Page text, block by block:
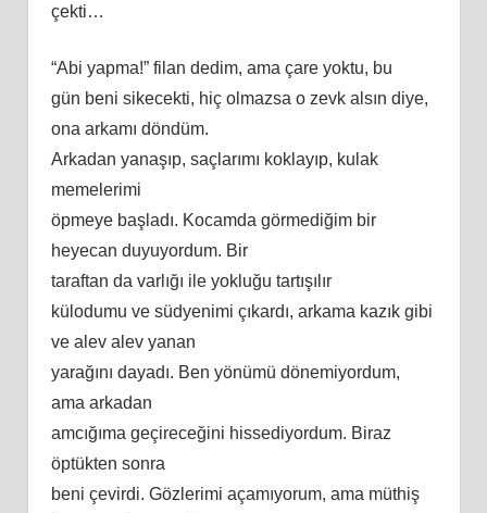
çekti…
“Abi yapma!” filan dedim, ama çare yoktu, bu
gün beni sikecekti, hiç olmazsa o zevk alsın diye,
ona arkamı döndüm.
Arkadan yanaşıp, saçlarımı koklayıp, kulak
memelerimi
öpmeye başladı. Kocamda görmediğim bir
heyecan duyuyordum. Bir
taraftan da varlığı ile yokluğu tartışılır
külodumu ve südyenimi çıkardı, arkama kazık gibi
ve alev alev yanan
yarağını dayadı. Ben yönümü dönemiyordum,
ama arkadan
amcığıma geçireceğini hissediyordum. Biraz
öptükten sonra
beni çevirdi. Gözlerimi açamıyorum, ama müthiş